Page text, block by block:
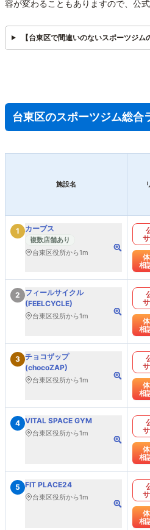
容が変わることもありますので、公
【台東区で間違いのないスポーツジム
台東区のスポーツジム総合
施設名
1 カーブス
複数店舗あり
台東区役所から1m
相
2
フィールサイクル
(FEELCYCLE)
台東区役所から1m
相
3 チョコザップ
(chocoZAP)
台東区役所から1m
相
4 VITAL SPACE GYM
台東区役所から1m
相
5 FIT PLACE24
台東区役所から1m
相